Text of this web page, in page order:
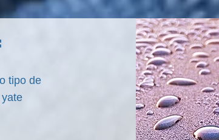
tipo de